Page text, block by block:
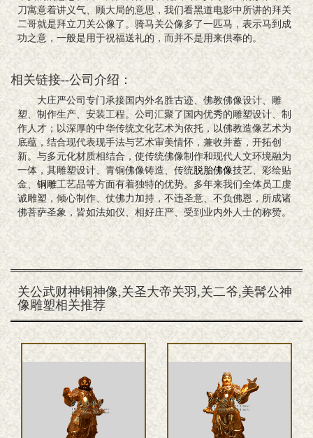
刀寓意着讲义气、顾大局的意思，我们看黑道电影中所讲的拜关
二哥就是拜立刀关公像了。骑马关公像多了一匹马，表示马到成
功之意，一般是用于祝福送礼的，而并不是用来供奉的。
相关链接--公司介绍：
大庄严公司专门承接国内外名胜古迹、佛教佛像设计、雕
塑、制作生产、安装工程。公司汇聚了国内优秀的雕塑设计、制
作人才；以深厚的中华传统文化艺术为依托，以佛教造像艺术为
底蕴，结合现代表现手法与艺术审美情怀，兼收并蓄，开拓创
新。与多元化材质相结合，使传统佛像制作和现代人文环境融为
一体，其雕塑设计、青铜佛像铸造、传统脱胎佛像技艺、彩绘贴
金、铜雕工艺品等方面有着独特的优势。多年来我们全体员工虔
诚雕塑，倾心制作、仗佛力加持，不违圣意、不负佛恩，所成诸
佛菩萨圣象，皆如法如仪、相好庄严、受到业内外人士的称赞。
关公武财神铜神像,关圣大帝关羽,关二爷,美髯公神
像雕塑相关推荐